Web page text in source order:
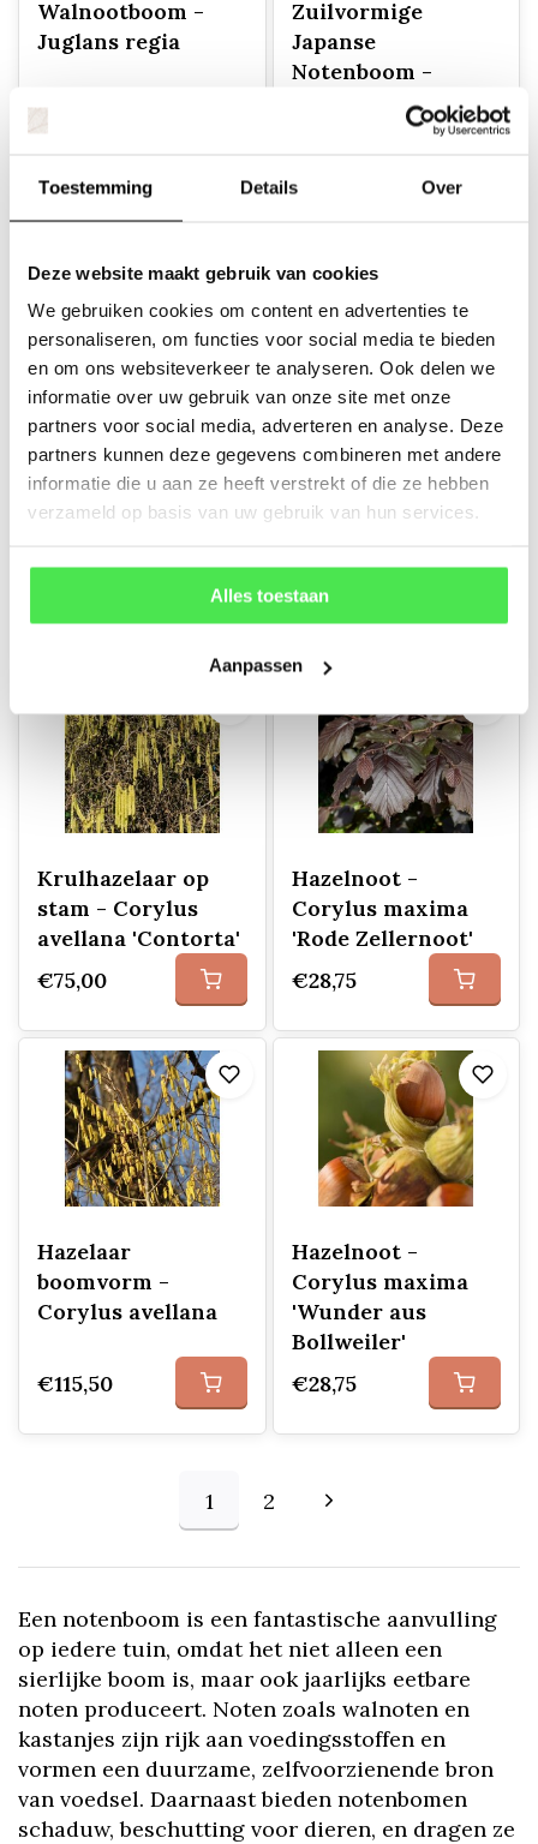
Toestemming Details Over
Deze website maakt gebruik van cookies
We gebruiken cookies om content en advertenties te
personaliseren, om functies voor social media te bieden
en om ons websiteverkeer te analyseren. Ook delen we
informatie over uw gebruik van onze site met onze
partners voor social media, adverteren en analyse. Deze
partners kunnen deze gegevens combineren met andere
informatie die u aan ze heeft verstrekt of die ze hebben
verzameld op basis van uw gebruik van hun services.
Alles toestaan
Aanpassen
Walnootboom -
Juglans regia
€108,90
Zuilvormige
Japanse
Notenboom -
Ginkgo biloba
Zuilvormige
Japanse
Notenboom -
'Blagon''
Walnootboom -
Juglans regia
struikvorm
€34,95
Krulhazelaar op
stam - Corylus
avellana 'Contorta'
€75,00
Hazelnoot -
Corylus maxima
'Rode Zellernoot'
€28,75
Hazelaar
boomvorm -
Corylus avellana
€115,50
Hazelnoot -
Corylus maxima
'Wunder aus
Bollweiler'
€28,75
1 2
Een notenboom is een fantastische aanvulling
op iedere tuin, omdat het niet alleen een
sierlijke boom is, maar ook jaarlijks eetbare
noten produceert. Noten zoals walnoten en
kastanjes zijn rijk aan voedingsstoffen en
vormen een duurzame, zelfvoorzienende bron
van voedsel. Daarnaast bieden notenbomen
schaduw, beschutting voor dieren, en dragen ze